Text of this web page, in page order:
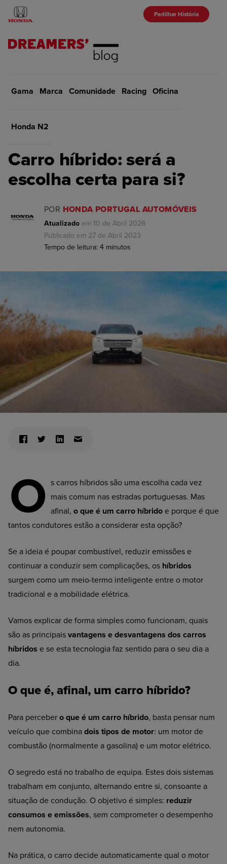
Partilhar História
Gama Marca Comunidade Racing Oficina
Honda N2
VOLTAR Início Gama
GAMA
Carro híbrido: será a
escolha certa para si?
POR HONDA PORTUGAL AUTOMÓVEIS
Atualizado em 10 de Abril 2026
Publicado em 27 de Abril 2023
Tempo de leitura: 4 minutos
O s carros híbridos são uma escolha cada vez
mais comum nas estradas portuguesas. Mas
afinal, o que é um carro híbrido e porque é que
tantos condutores estão a considerar esta opção?
Se a ideia é poupar combustível, reduzir emissões e
continuar a conduzir sem complicações, os híbridos
surgem como um meio-termo inteligente entre o motor
tradicional e a mobilidade elétrica.
Vamos explicar de forma simples como funcionam, quais
são as principais vantagens e desvantagens dos carros
híbridos e se esta tecnologia faz sentido para o seu dia a
dia.
O que é, afinal, um carro híbrido?
Para perceber o que é um carro híbrido, basta pensar num
veículo que combina dois tipos de motor: um motor de
combustão (normalmente a gasolina) e um motor elétrico.
O segredo está no trabalho de equipa. Estes dois sistemas
trabalham em conjunto, alternando entre si, consoante a
situação de condução. O objetivo é simples: reduzir
consumos e emissões, sem comprometer o desempenho
nem autonomia.
Na prática, o carro decide automaticamente qual o motor